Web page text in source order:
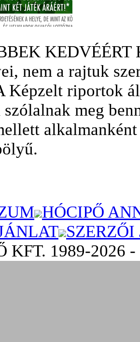
KEDVÉÉRT
nem a rajtuk
Képzelt riportok
szólalnak meg
HÓCIPŐ
SZERZŐI
KFT. 1989-2026